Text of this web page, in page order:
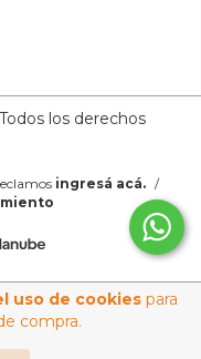
uso de cookiespara
compra.
los derechos
ingresá acá. /